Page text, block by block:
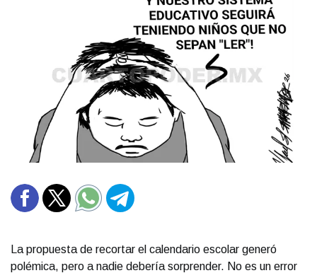
La propuesta de recortar el calendario escolar generó
polémica, pero a nadie debería sorprender. No es un error